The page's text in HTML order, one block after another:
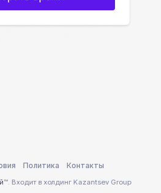
™. Входит в холдинг Kazantsev Group
Политика Контакты